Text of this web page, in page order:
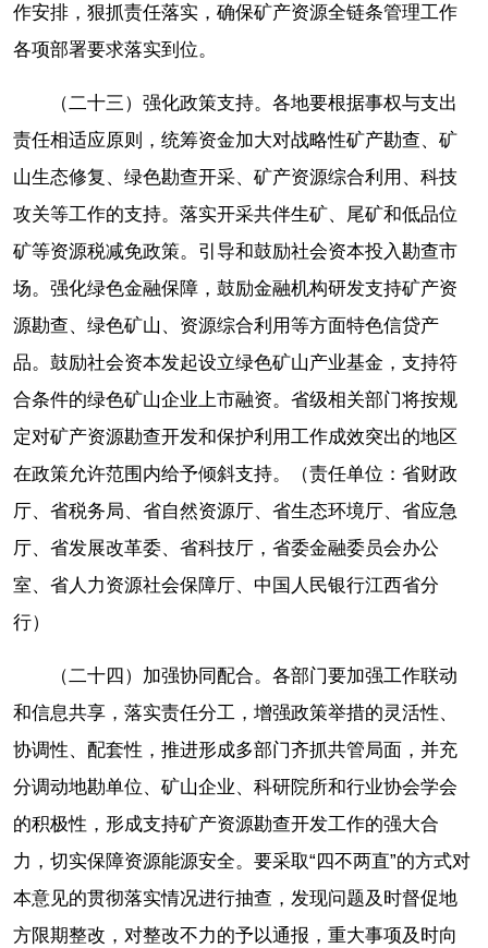
作安排，狠抓责任落实，确保矿产资源全链条管理工作
各项部署要求落实到位。
（二十三）强化政策支持。各地要根据事权与支出
责任相适应原则，统筹资金加大对战略性矿产勘查、矿
山生态修复、绿色勘查开采、矿产资源综合利用、科技
攻关等工作的支持。落实开采共伴生矿、尾矿和低品位
矿等资源税减免政策。引导和鼓励社会资本投入勘查市
场。强化绿色金融保障，鼓励金融机构研发支持矿产资
源勘查、绿色矿山、资源综合利用等方面特色信贷产
品。鼓励社会资本发起设立绿色矿山产业基金，支持符
合条件的绿色矿山企业上市融资。省级相关部门将按规
定对矿产资源勘查开发和保护利用工作成效突出的地区
在政策允许范围内给予倾斜支持。（责任单位：省财政
厅、省税务局、省自然资源厅、省生态环境厅、省应急
厅、省发展改革委、省科技厅，省委金融委员会办公
室、省人力资源社会保障厅、中国人民银行江西省分
行）
（二十四）加强协同配合。各部门要加强工作联动
和信息共享，落实责任分工，增强政策举措的灵活性、
协调性、配套性，推进形成多部门齐抓共管局面，并充
分调动地勘单位、矿山企业、科研院所和行业协会学会
的积极性，形成支持矿产资源勘查开发工作的强大合
力，切实保障资源能源安全。要采取“四不两直”的方式对
本意见的贯彻落实情况进行抽查，发现问题及时督促地
方限期整改，对整改不力的予以通报，重大事项及时向